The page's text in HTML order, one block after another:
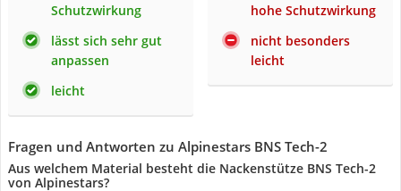
Schutzwirkung
lässt sich sehr gut
anpassen
leicht
hohe Schutzwirkung
nicht besonders
leicht
Fragen und Antworten zu Alpinestars BNS Tech-2
Aus welchem Material besteht die Nackenstütze BNS Tech-2
von Alpinestars?